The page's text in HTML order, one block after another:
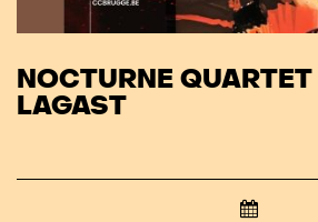
NOCTURNE QUARTET
LAGAST